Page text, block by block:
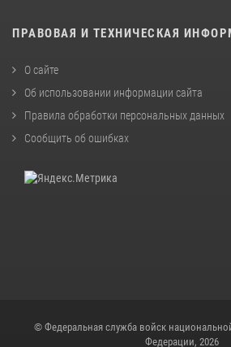
ПРАВОВАЯ И ТЕХНИЧЕСКАЯ
О сайте
Об использовании информации сайта
Правила обработки персональных данных
Сообщить об ошибках
© Федеральная служба войск
Федерации, 2026